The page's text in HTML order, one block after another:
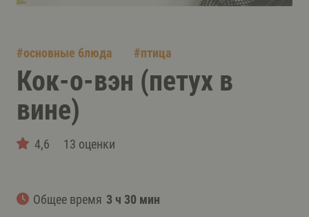
#основные блюда #птица
Кок-о-вэн (петух в
вине)
4,6 13 оценки
Общее время 3 ч 30 мин